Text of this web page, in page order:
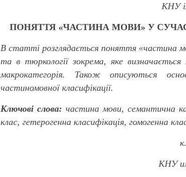
КНУ
ПОНЯТТЯ «ЧАСТИНА МОВИ» У
В статті розглядається поняття «частина
та в тюркології зокрема, яке визначається
макрокатегорія. Також описуються
частиномовної класифікації.
Ключові слова: частина мови, семантична
клас, гетерогенна класифікація, гомогенна
КНУ